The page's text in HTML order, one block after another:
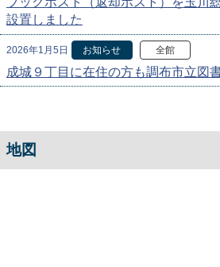
設置しました
2026年1月5日 お知らせ 全館
成城９丁目に在住の方も調布市立図
地図